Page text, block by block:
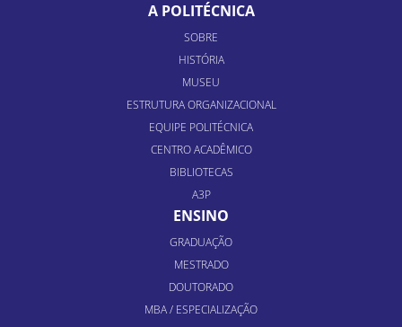
A POLITÉCNICA
SOBRE
HISTÓRIA
MUSEU
ESTRUTURA ORGANIZACIONAL
EQUIPE POLITÉCNICA
CENTRO ACADÊMICO
BIBLIOTECAS
A3P
ENSINO
GRADUAÇÃO
MESTRADO
DOUTORADO
MBA / ESPECIALIZAÇÃO